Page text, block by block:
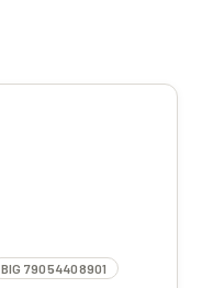
BIG 79054408901